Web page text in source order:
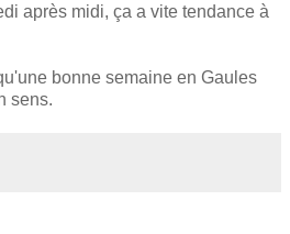
après midi, ça a vite tendance à
bonne semaine en Gaules
sens.